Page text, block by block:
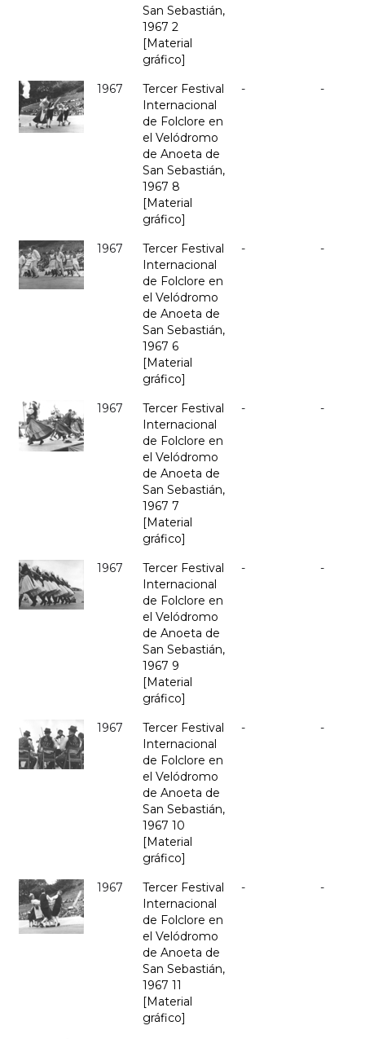
San Sebastián,
1967 2
[Material
gráfico]
1967
Tercer Festival
Internacional
de Folclore en
el Velódromo
de Anoeta de
San Sebastián,
1967 8
[Material
gráfico]
- -
1967
Tercer Festival
Internacional
de Folclore en
el Velódromo
de Anoeta de
San Sebastián,
1967 6
[Material
gráfico]
- -
1967
Tercer Festival
Internacional
de Folclore en
el Velódromo
de Anoeta de
San Sebastián,
1967 7
[Material
gráfico]
- -
1967
Tercer Festival
Internacional
de Folclore en
el Velódromo
de Anoeta de
San Sebastián,
1967 9
[Material
gráfico]
- -
1967
Tercer Festival
Internacional
de Folclore en
el Velódromo
de Anoeta de
San Sebastián,
1967 10
[Material
gráfico]
- -
1967
Tercer Festival
Internacional
de Folclore en
el Velódromo
de Anoeta de
San Sebastián,
1967 11
[Material
gráfico]
- -